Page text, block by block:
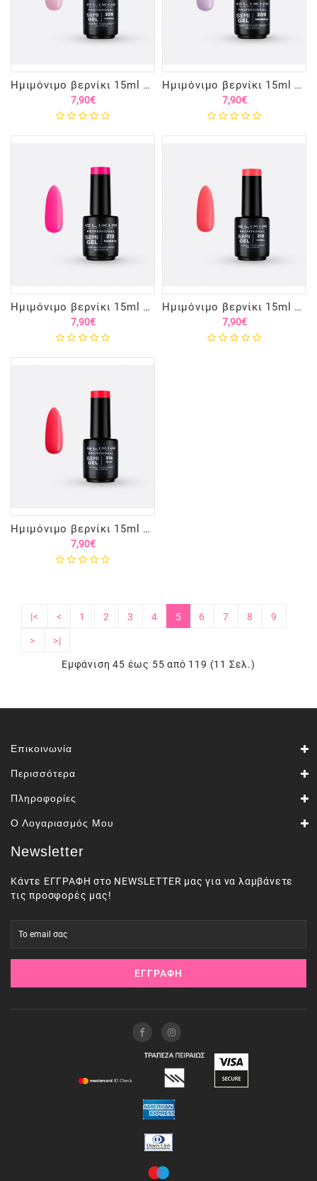
Ημιμόνιμο βερνίκι 15ml – #208 (Orchid)
7,90€
Ημιμόνιμο βερνίκι 15ml – #209 PERIWINKLE
7,90€
Ημιμόνιμο βερνίκι 15ml – #213 MAGENTA
7,90€
Ημιμόνιμο βερνίκι 15ml – #215 (Coral)
7,90€
Ημιμόνιμο βερνίκι 15ml – #216 (Ruby)
7,90€
|< < 1 2 3 4 5 6 7 8 9
> >|
Εμφάνιση 45 έως 55 από 119 (11 Σελ.)
Επικοινωνία
Περισσότερα
Πληροφορίες
Ο Λογαριασμός Μου
Newsletter
Κάντε ΕΓΓΡΑΦΗ στο NEWSLETTER μας για να λαμβάνετε
τις προσφορές μας!
ΕΓΓΡΑΦΉ